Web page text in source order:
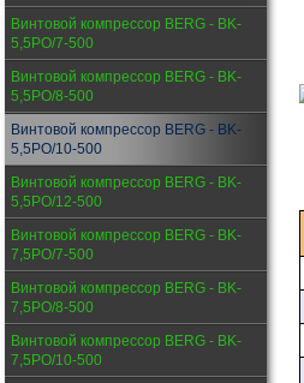
Винтовой компрессор BERG - BK-
5,5PО/7-500
Винтовой компрессор BERG - BK-
5,5PО/8-500
Винтовой компрессор BERG - BK-
5,5PО/10-500
Винтовой компрессор BERG - BK-
5,5PО/12-500
Винтовой компрессор BERG - BK-
7,5PО/7-500
Винтовой компрессор BERG - BK-
7,5PО/8-500
Винтовой компрессор BERG - BK-
7,5PО/10-500